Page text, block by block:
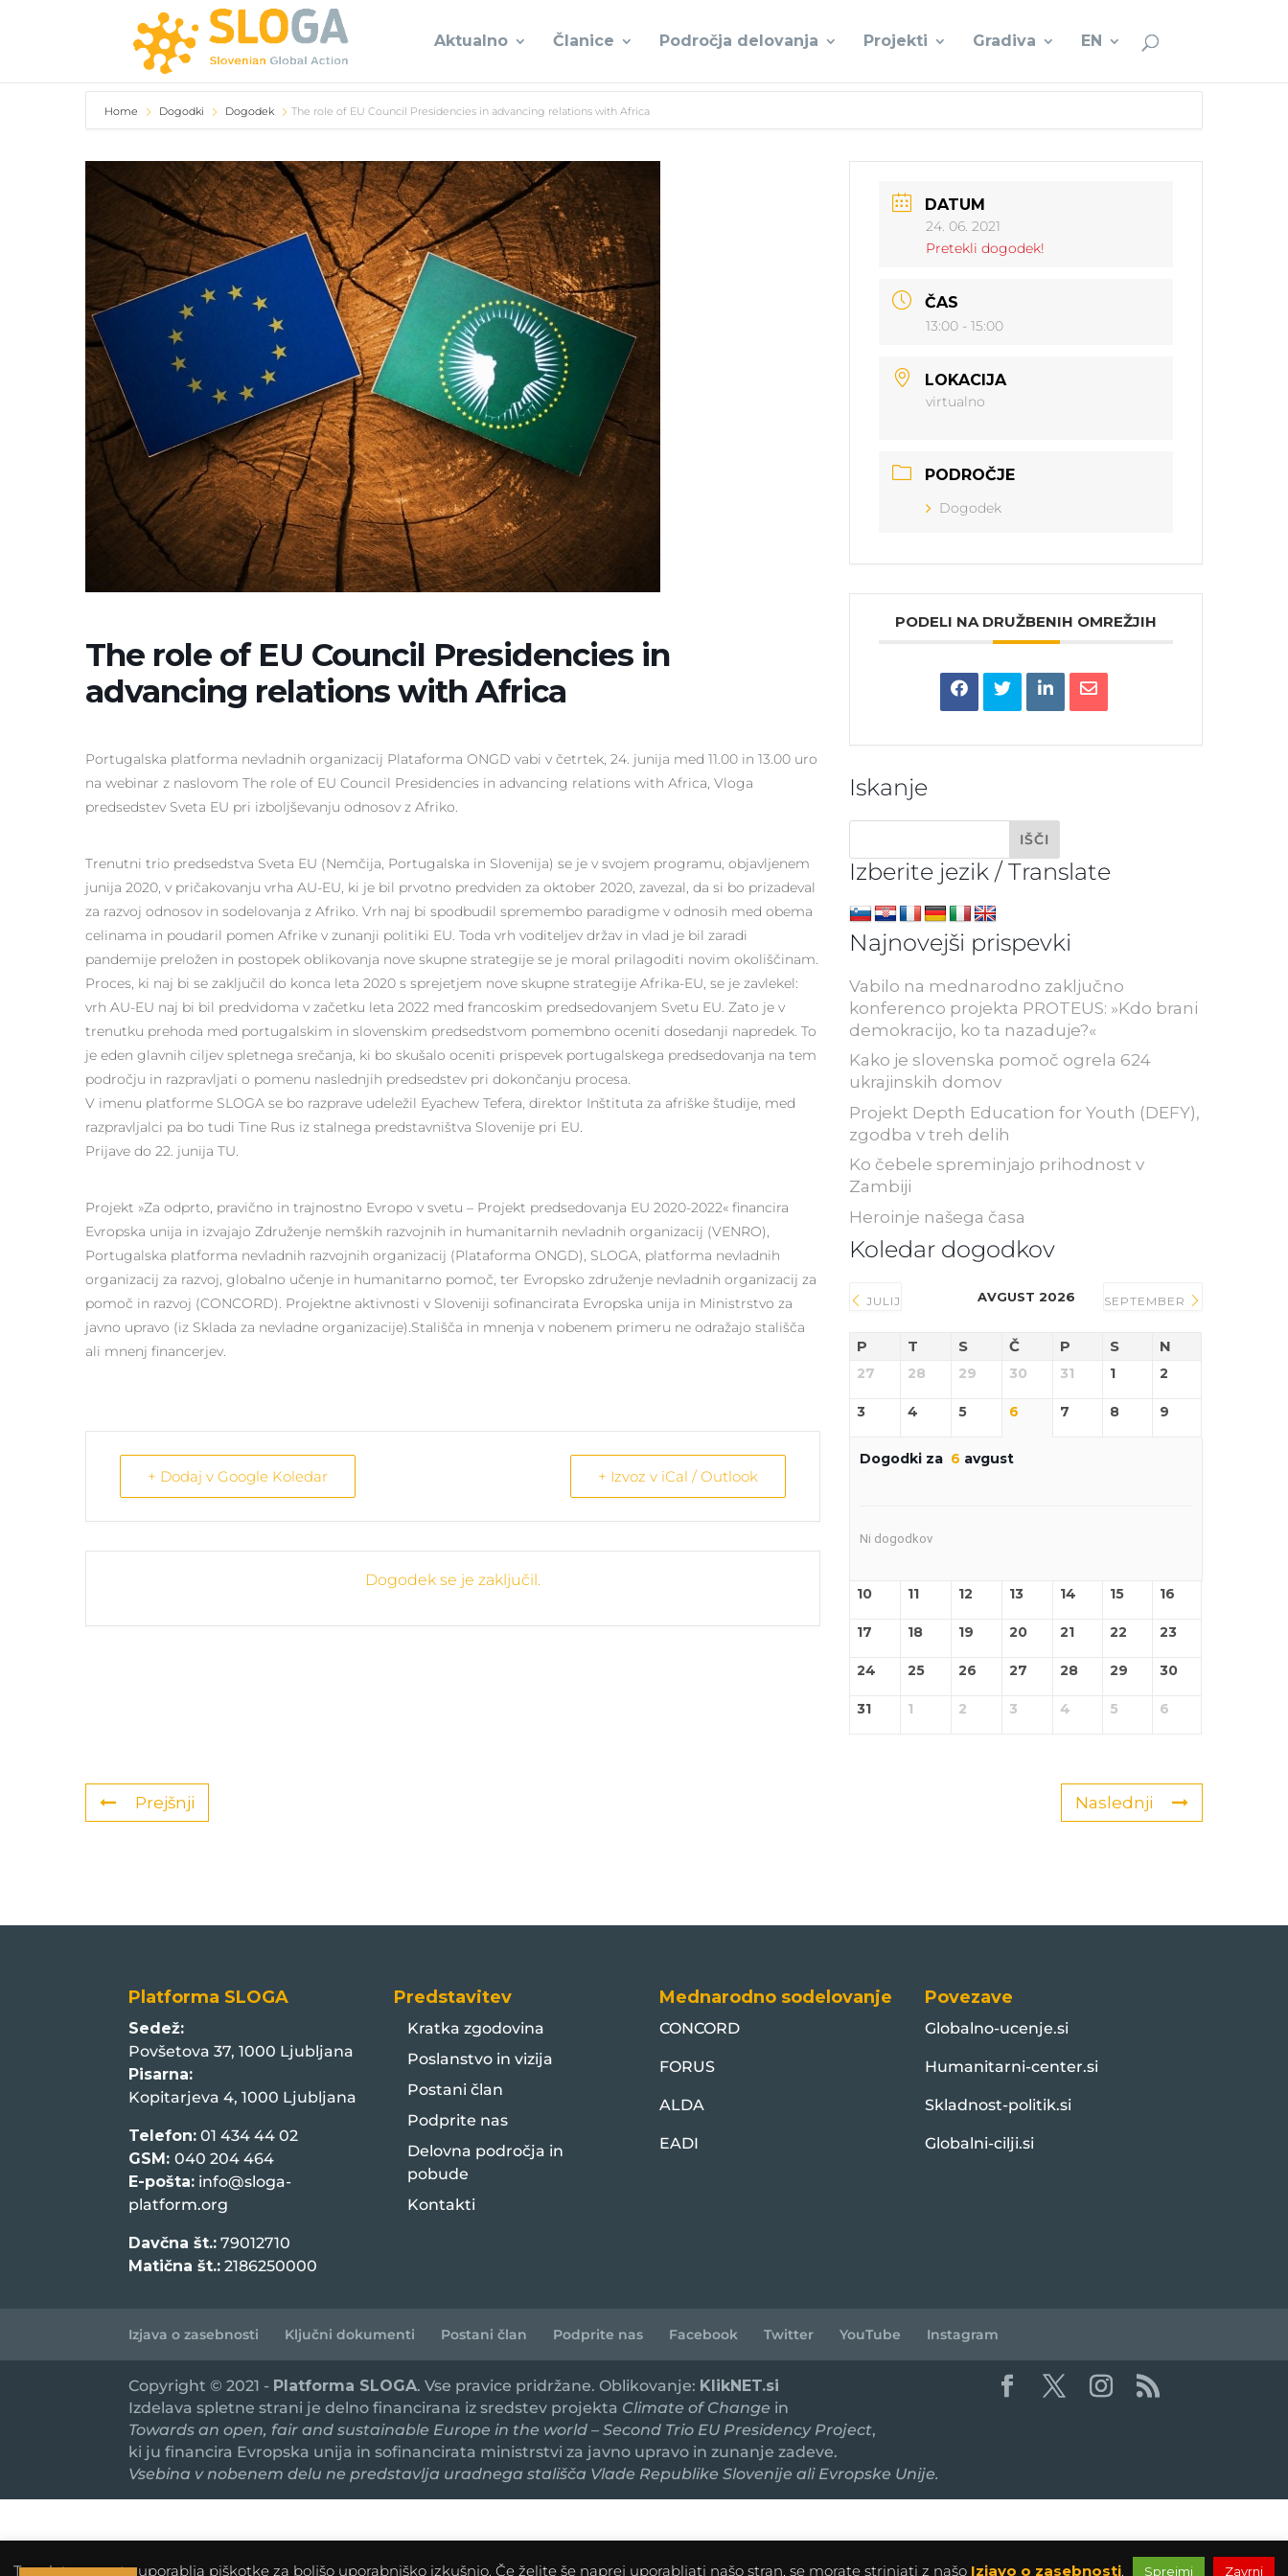
Aktualno Članice Področja delovanja Projekti Gradiva EN
Home Dogodki Dogodek The role of EU Council Presidencies in advancing relations with Africa
The role of EU Council Presidencies in
advancing relations with Africa
Portugalska platforma nevladnih organizacij Plataforma ONGD vabi v četrtek, 24. junija med 11.00 in 13.00 uro
na webinar z naslovom The role of EU Council Presidencies in advancing relations with Africa, Vloga
predsedstev Sveta EU pri izboljševanju odnosov z Afriko.
Trenutni trio predsedstva Sveta EU (Nemčija, Portugalska in Slovenija) se je v svojem programu, objavljenem
junija 2020, v pričakovanju vrha AU-EU, ki je bil prvotno predviden za oktober 2020, zavezal, da si bo prizadeval
za razvoj odnosov in sodelovanja z Afriko. Vrh naj bi spodbudil spremembo paradigme v odnosih med obema
celinama in poudaril pomen Afrike v zunanji politiki EU. Toda vrh voditeljev držav in vlad je bil zaradi
pandemije preložen in postopek oblikovanja nove skupne strategije se je moral prilagoditi novim okoliščinam.
Proces, ki naj bi se zaključil do konca leta 2020 s sprejetjem nove skupne strategije Afrika-EU, se je zavlekel:
vrh AU-EU naj bi bil predvidoma v začetku leta 2022 med francoskim predsedovanjem Svetu EU. Zato je v
trenutku prehoda med portugalskim in slovenskim predsedstvom pomembno oceniti dosedanji napredek. To
je eden glavnih ciljev spletnega srečanja, ki bo skušalo oceniti prispevek portugalskega predsedovanja na tem
področju in razpravljati o pomenu naslednjih predsedstev pri dokončanju procesa.
V imenu platforme SLOGA se bo razprave udeležil Eyachew Tefera, direktor Inštituta za afriške študije, med
razpravljalci pa bo tudi Tine Rus iz stalnega predstavništva Slovenije pri EU.
Prijave do 22. junija TU.
Projekt »Za odprto, pravično in trajnostno Evropo v svetu – Projekt predsedovanja EU 2020-2022« financira
Evropska unija in izvajajo Združenje nemških razvojnih in humanitarnih nevladnih organizacij (VENRO),
Portugalska platforma nevladnih razvojnih organizacij (Plataforma ONGD), SLOGA, platforma nevladnih
organizacij za razvoj, globalno učenje in humanitarno pomoč, ter Evropsko združenje nevladnih organizacij za
pomoč in razvoj (CONCORD). Projektne aktivnosti v Sloveniji sofinancirata Evropska unija in Ministrstvo za
javno upravo (iz Sklada za nevladne organizacije).Stališča in mnenja v nobenem primeru ne odražajo stališča
ali mnenj financerjev.
+ Dodaj v Google Koledar + Izvoz v iCal / Outlook
Dogodek se je zaključil.
DATUM
24. 06. 2021
Pretekli dogodek!
ČAS
13:00 - 15:00
LOKACIJA
virtualno
PODROČJE
Dogodek
PODELI NA DRUŽBENIH OMREŽJIH
Iskanje
Izberite jezik / Translate
Najnovejši prispevki
Vabilo na mednarodno zaključno
konferenco projekta PROTEUS: »Kdo brani
demokracijo, ko ta nazaduje?«
Kako je slovenska pomoč ogrela 624
ukrajinskih domov
Projekt Depth Education for Youth (DEFY),
zgodba v treh delih
Ko čebele spreminjajo prihodnost v
Zambiji
Heroinje našega časa
Koledar dogodkov
JULIJ AVGUST 2026 SEPTEMBER
P T S Č P S N
27 28 29 30 31 1 2
3 4 5 6 7 8 9
Dogodki za 6 avgust
Ni dogodkov
10 11 12 13 14 15 16
17 18 19 20 21 22 23
24 25 26 27 28 29 30
31 1 2 3 4 5 6
Prejšnji Naslednji
Platforma SLOGA
Sedež:
Povšetova 37, 1000 Ljubljana
Pisarna:
Kopitarjeva 4, 1000 Ljubljana
Telefon: 01 434 44 02
GSM:040 204 464
E-pošta: info@sloga-
platform.org
Davčna št.: 79012710
Matična št.: 2186250000
Predstavitev
Kratka zgodovina
Poslanstvo in vizija
Postani član
Podprite nas
Delovna področja in
pobude
Kontakti
Mednarodno sodelovanje
CONCORD
FORUS
ALDA
EADI
Povezave
Globalno-ucenje.si
Humanitarni-center.si
Skladnost-politik.si
Globalni-cilji.si
Izjava o zasebnosti Ključni dokumenti Postani član Podprite nas Facebook Twitter YouTube Instagram
Copyright © 2021 - Platforma SLOGA. Vse pravice pridržane. Oblikovanje: KlikNET.si
Izdelava spletne strani je delno financirana iz sredstev projekta Climate of Change in
Towards an open, fair and sustainable Europe in the world – Second Trio EU Presidency Project,
ki ju financira Evropska unija in sofinancirata ministrstvi za javno upravo in zunanje zadeve.
Vsebina v nobenem delu ne predstavlja uradnega stališča Vlade Republike Slovenije ali Evropske Unije.
To spletno mesto uporablja piškotke za boljšo uporabniško izkušnjo. Če želite še naprej uporabljati našo stran, se morate strinjati z našo Izjavo o zasebnosti. Sprejmi Zavrni